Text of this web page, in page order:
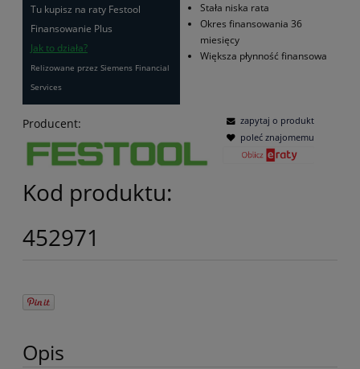
Tu kupisz na raty Festool
Finansowanie Plus
Jak to działa?
Relizowane przez Siemens Financial
Services
Stała niska rata
Okres finansowania 36
miesięcy
Większa płynność finansowa
Producent:
Kod produktu:
452971
zapytaj o produkt
poleć znajomemu
Opis